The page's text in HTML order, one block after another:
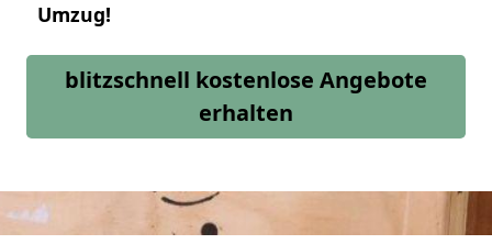
Umzug!
blitzschnell kostenlose Angebote
erhalten